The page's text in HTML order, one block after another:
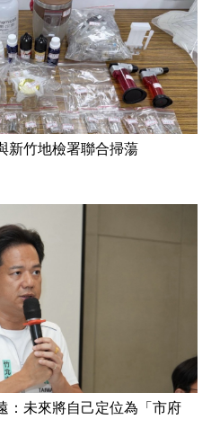
竹地檢署聯合掃蕩
未來將自己定位為「市府